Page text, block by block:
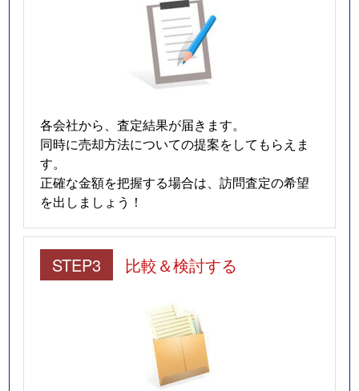
各会社から、査定結果が届きます。
同時に売却方法についての提案をしてもらえま
す。
正確な金額を把握する場合は、訪問査定の希望
を出しましょう！
STEP3 比較＆検討する